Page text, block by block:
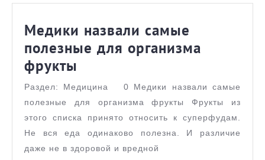
Медики назвали самые
полезные для организма
фрукты
назвали
самые
полезные
для
организма
Раздел: Медицина 0 Медики назвали самые
полезные для организма фрукты Фрукты из
этого списка принято относить к суперфудам.
Не вся еда одинаково полезна. И различие
даже не в здоровой и вредной